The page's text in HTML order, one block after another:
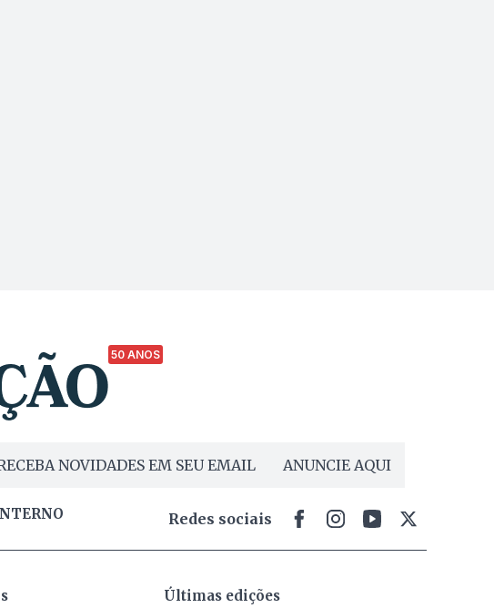
50 ANOS
NOVIDADES EM SEU EMAIL ANUNCIE AQUI
Redes sociais
Últimas edições